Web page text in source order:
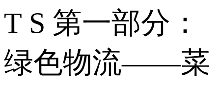
T S 第一部分：
绿色物流——菜